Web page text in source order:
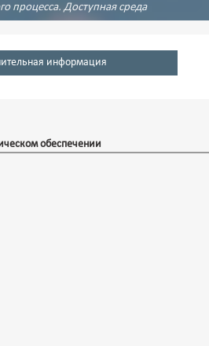
процесса. Доступная среда
информация
обеспечении